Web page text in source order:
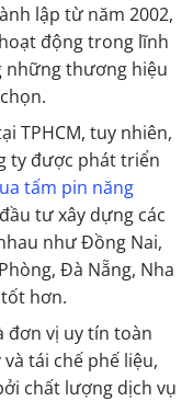
lập từ năm 2002,
động trong lĩnh
những thương hiệu
TPHCM, tuy nhiên,
ty được phát triển
tấm pin năng
tư xây dựng các
như Đồng Nai,
Đà Nẵng, Nha
hơn.
đơn vị uy tín toàn
tái chế phế liệu,
chất lượng dịch vụ